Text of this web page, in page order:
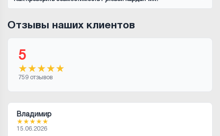
Отзывы наших клиентов
5
★★★★★
759 отзывов
Владимир
★★★★★
15.06.2026